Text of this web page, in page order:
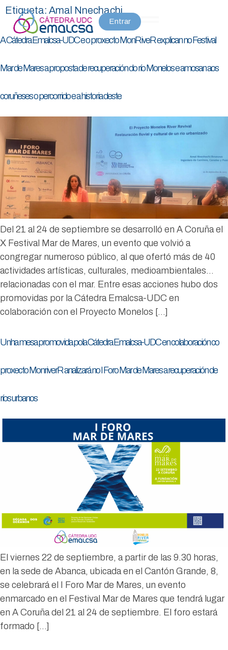
Entrar
Etiqueta: Amal Nnechachi
A Cátedra Emalcsa-UDC e o proxecto MonRiveR explican no Festival
Mar de Mares a proposta de recuperación do río Monelos e amosan aos
coruñeses o percorrido e a historia deste
Del 21 al 24 de septiembre se desarrolló en A Coruña el
X Festival Mar de Mares, un evento que volvió a
congregar numeroso público, al que ofertó más de 40
actividades artísticas, culturales, medioambientales…
relacionadas con el mar. Entre esas acciones hubo dos
promovidas por la Cátedra Emalcsa-UDC en
colaboración con el Proyecto Monelos […]
Unha mesa promovida pola Cátedra Emalcsa-UDC en colaboración co
proxecto MonriverR analizará no I Foro Mar de Mares a recuperación de
ríos urbanos
El viernes 22 de septiembre, a partir de las 9.30 horas,
en la sede de Abanca, ubicada en el Cantón Grande, 8,
se celebrará el I Foro Mar de Mares, un evento
enmarcado en el Festival Mar de Mares que tendrá lugar
en A Coruña del 21 al 24 de septiembre. El foro estará
formado […]